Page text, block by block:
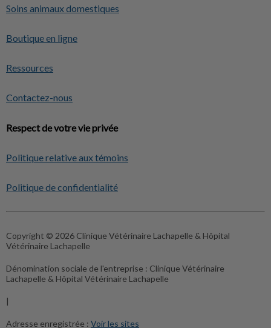
Soins animaux domestiques
Boutique en ligne
Ressources
Contactez-nous
Respect de votre vie privée
Politique relative aux témoins
Politique de confidentialité
Copyright © 2026 Clinique Vétérinaire Lachapelle & Hôpital
Vétérinaire Lachapelle
Dénomination sociale de l'entreprise : Clinique Vétérinaire
Lachapelle & Hôpital Vétérinaire Lachapelle
|
Adresse enregistrée : Voir les sites